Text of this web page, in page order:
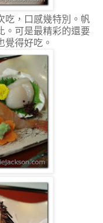
吃，口感幾特別。帆
。可是最精彩的還要
覺得好吃。